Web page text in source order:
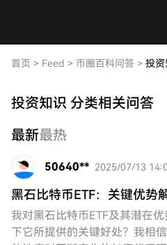
首页 > Feed > 币圈百科问答 > 投资
投资知识 分类相关问答
最新最热
50640** 2025/07/13
黑石比特币ETF：关键优势
我对黑石比特币ETF及其潜在
下它所提供的关键好处？我相